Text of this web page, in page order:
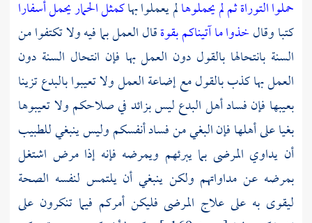
حملوا التوراة ثم لم يحملوهالم يعملوا بهاكمثل الحمار يحمل أسفارا
كتبا وقالخذوا ما آتيناكم بقوةقال العمل بما فيه ولا تكتفوا من
السنة بانتحالها بالقول دون العمل بها فإن انتحال السنة دون
العمل بها كذب بالقول مع إضاعة العمل ولا تعيبوا بالبدع تزينا
بعيبها فإن فساد أهل البدع ليس بزائد في صلاحكم ولا تعيبوها
بغيا على أهلها فإن البغي من فساد أنفسكم وليس ينبغي للطبيب
أن يداوي المرضى بما يبرئهم ويمرضه فإنه إذا مرض اشتغل
بمرضه عن مداواتهم ولكن ينبغي أن يلتمس لنفسه الصحة
ليقوى به على علاج المرضى فليكن أمركم فيما تنكرون على